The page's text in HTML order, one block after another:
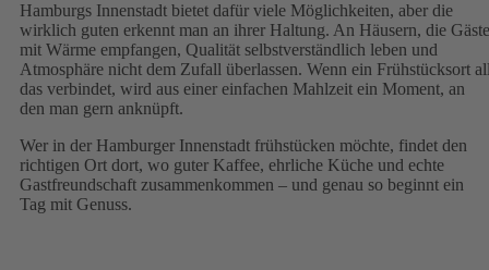
Hamburgs Innenstadt bietet dafür viele Möglichkeiten, aber die
wirklich guten erkennt man an ihrer Haltung. An Häusern, die Gäste
mit Wärme empfangen, Qualität selbstverständlich leben und
Atmosphäre nicht dem Zufall überlassen. Wenn ein Frühstücksort
das verbindet, wird aus einer einfachen Mahlzeit ein Moment, an
den man gern anknüpft.
Wer in der Hamburger Innenstadt frühstücken möchte, findet den
richtigen Ort dort, wo guter Kaffee, ehrliche Küche und echte
Gastfreundschaft zusammenkommen – und genau so beginnt ein
Tag mit Genuss.